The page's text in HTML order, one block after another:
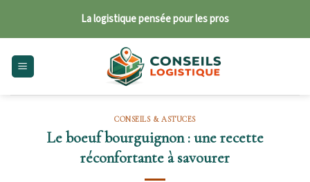
content
La logistique pensée pour les pros
CONSEILS & ASTUCES
Le boeuf bourguignon : une recette
réconfortante à savourer